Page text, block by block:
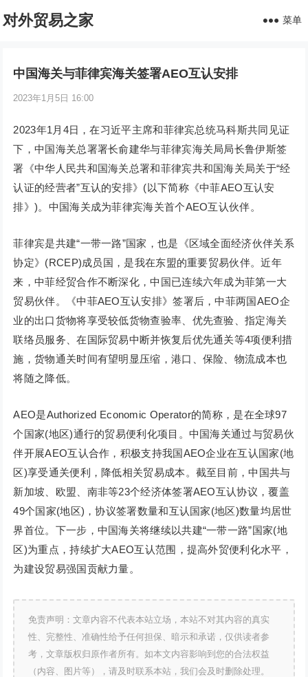
对外贸易之家 菜单
中国海关与菲律宾海关签署AEO互认安排
2023年1月5日 16:00
2023年1月4日，在习近平主席和菲律宾总统马科斯共同见证
下，中国海关总署署长俞建华与菲律宾海关局局长鲁伊斯签
署《中华人民共和国海关总署和菲律宾共和国海关局关于“经
认证的经营者”互认的安排》(以下简称《中菲AEO互认安
排》)。中国海关成为菲律宾海关首个AEO互认伙伴。
菲律宾是共建“一带一路”国家，也是《区域全面经济伙伴关系
协定》(RCEP)成员国，是我在东盟的重要贸易伙伴。近年
来，中菲经贸合作不断深化，中国已连续六年成为菲第一大
贸易伙伴。《中菲AEO互认安排》签署后，中菲两国AEO企
业的出口货物将享受较低货物查验率、优先查验、指定海关
联络员服务、在国际贸易中断并恢复后优先通关等4项便利措
施，货物通关时间有望明显压缩，港口、保险、物流成本也
将随之降低。
AEO是Authorized Economic Operator的简称，是在全球97
个国家(地区)通行的贸易便利化项目。中国海关通过与贸易伙
伴开展AEO互认合作，积极支持我国AEO企业在互认国家(地
区)享受通关便利，降低相关贸易成本。截至目前，中国共与
新加坡、欧盟、南非等23个经济体签署AEO互认协议，覆盖
49个国家(地区)，协议签署数量和互认国家(地区)数量均居世
界首位。下一步，中国海关将继续以共建“一带一路”国家(地
区)为重点，持续扩大AEO互认范围，提高外贸便利化水平，
为建设贸易强国贡献力量。
免责声明：文章内容不代表本站立场，本站不对其内容的真实
性、完整性、准确性给予任何担保、暗示和承诺，仅供读者参
考，文章版权归原作者所有。如本文内容影响到您的合法权益
（内容、图片等），请及时联系本站，我们会及时删除处理。